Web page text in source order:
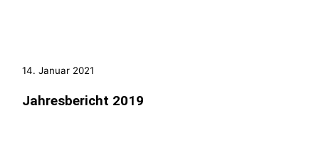
14. Januar 2021
Jahresbericht 2019